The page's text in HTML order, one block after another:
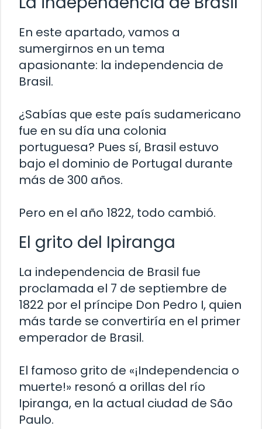
En este apartado, vamos a
sumergirnos en un tema
apasionante: la independencia de
Brasil.
¿Sabías que este país sudamericano
fue en su día una colonia
portuguesa? Pues sí, Brasil estuvo
bajo el dominio de Portugal durante
más de 300 años.
Pero en el año 1822, todo cambió.
El grito del Ipiranga
La independencia de Brasil fue
proclamada el 7 de septiembre de
1822 por el príncipe Don Pedro I, quien
más tarde se convertiría en el primer
emperador de Brasil.
El famoso grito de «¡Independencia o
muerte!» resonó a orillas del río
Ipiranga, en la actual ciudad de São
Paulo.